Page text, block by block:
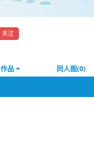
关注
作品 同人图(0)